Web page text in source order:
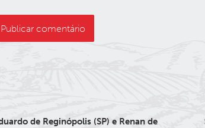
de Reginópolis (SP) e Renan de